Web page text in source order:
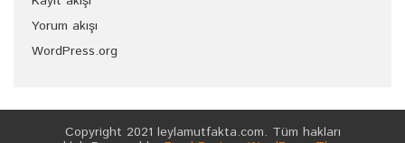
Yorum akışı
WordPress.org
Copyright 2021 leylamutfakta.com. Tüm hakları